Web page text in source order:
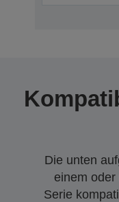
Die unten
einem
Serie